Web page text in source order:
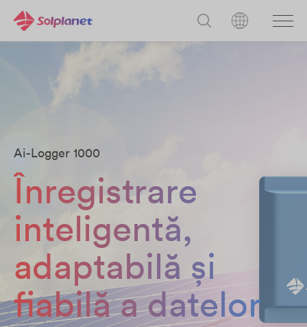
Ai-Logger 1000
Înregistrare
inteligentă,
adaptabilă și
fiabilă a datelor